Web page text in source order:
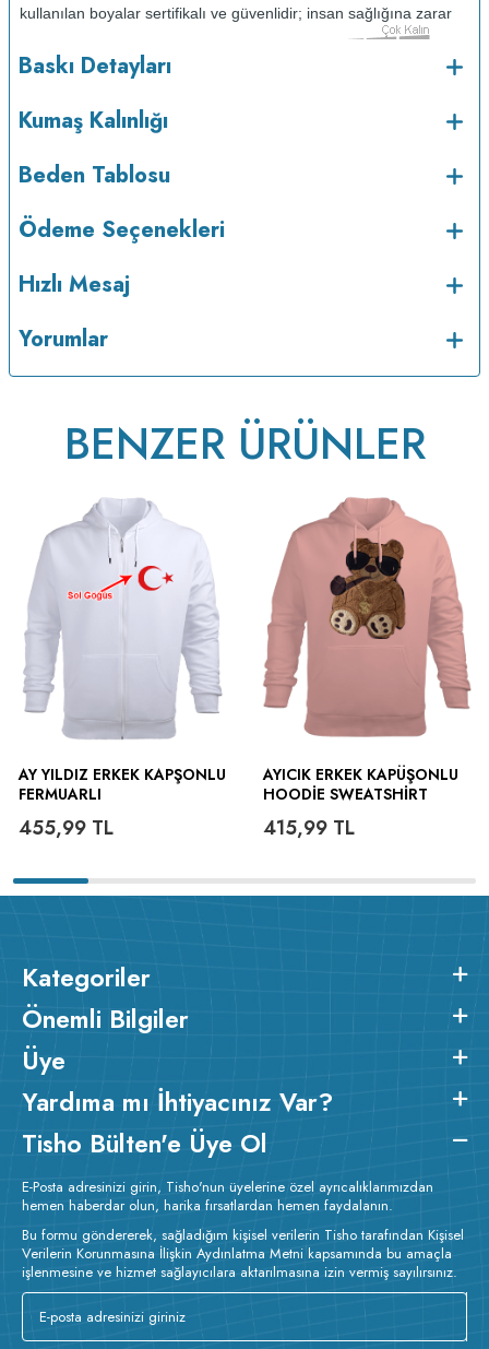
kullanılan boyalar sertifikalı ve güvenlidir; insan sağlığına zarar
vermez.
Kumaş Kalınlığı :
Bakım : Kısa programda maksimum 30
kurutulmaz.Orta ısıda ve tersten ütülenir.
Baskı Detayları
Kumaş Kalınlığı
Beden Tablosu
Ödeme Seçenekleri
Hızlı Mesaj
Yorumlar
BENZER ÜRÜNLER
AY YILDIZ ERKEK KAPŞONLU
FERMUARLI
455,99 TL
AYICIK ERKEK KAPÜŞONLU
HOODIE SWEATSHIRT
415,99TL
Kategoriler
Önemli Bilgiler
Üye
Yardıma mı İhtiyacınız Var?
Tisho Bülten'e Üye Ol
E-Posta adresinizi girin, Tisho'nun üyelerine özel ayrıcalıklarımızdan
hemen haberdar olun, harika fırsatlardan hemen faydalanın.
Bu formu göndererek, sağladığım kişisel verilerin Tisho tarafından Kişisel
Verilerin Korunmasına İlişkin Aydınlatma Metni kapsamında bu amaçla
işlenmesine ve hizmet sağlayıcılara aktarılmasına izin vermiş sayılırsınız.